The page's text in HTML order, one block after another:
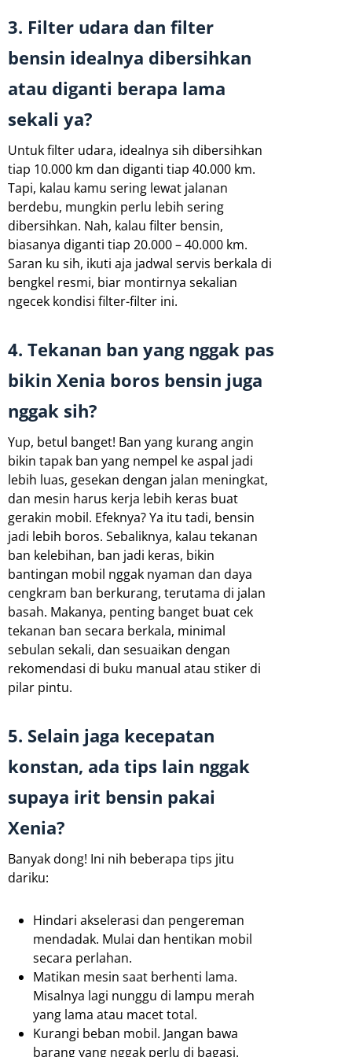
3. Filter udara dan filter
bensin idealnya dibersihkan
atau diganti berapa lama
sekali ya?
Untuk filter udara, idealnya sih dibersihkan
tiap 10.000 km dan diganti tiap 40.000 km.
Tapi, kalau kamu sering lewat jalanan
berdebu, mungkin perlu lebih sering
dibersihkan. Nah, kalau filter bensin,
biasanya diganti tiap 20.000 – 40.000 km.
Saran ku sih, ikuti aja jadwal servis berkala di
bengkel resmi, biar montirnya sekalian
ngecek kondisi filter-filter ini.
4. Tekanan ban yang nggak pas
bikin Xenia boros bensin juga
nggak sih?
Yup, betul banget! Ban yang kurang angin
bikin tapak ban yang nempel ke aspal jadi
lebih luas, gesekan dengan jalan meningkat,
dan mesin harus kerja lebih keras buat
gerakin mobil. Efeknya? Ya itu tadi, bensin
jadi lebih boros. Sebaliknya, kalau tekanan
ban kelebihan, ban jadi keras, bikin
bantingan mobil nggak nyaman dan daya
cengkram ban berkurang, terutama di jalan
basah. Makanya, penting banget buat cek
tekanan ban secara berkala, minimal
sebulan sekali, dan sesuaikan dengan
rekomendasi di buku manual atau stiker di
pilar pintu.
5. Selain jaga kecepatan
konstan, ada tips lain nggak
supaya irit bensin pakai
Xenia?
Banyak dong! Ini nih beberapa tips jitu
dariku:
Hindari akselerasi dan pengereman
mendadak. Mulai dan hentikan mobil
secara perlahan.
Matikan mesin saat berhenti lama.
Misalnya lagi nunggu di lampu merah
yang lama atau macet total.
Kurangi beban mobil. Jangan bawa
barang yang nggak perlu di bagasi.